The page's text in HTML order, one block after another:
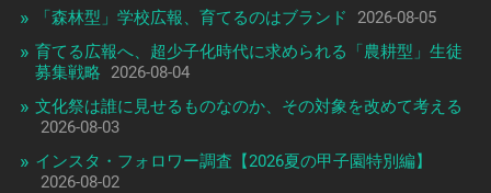
「森林型」学校広報、育てるのはブランド
2026-08-05
育てる広報へ、超少子化時代に求められる「農耕型」生徒
募集戦略
2026-08-04
文化祭は誰に見せるものなのか、その対象を改めて考える
2026-08-03
インスタ・フォロワー調査【2026夏の甲子園特別編】
2026-08-02